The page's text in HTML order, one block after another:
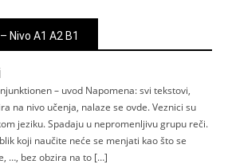
Nivo A1 A2 B1
– uvod Napomena: svi tekstovi,
na nivo učenja, nalaze se ovde. Veznici su
jeziku. Spadaju u nepromenljivu grupu reči.
koji naučite neće se menjati kao što se
…, bez obzira na to […]